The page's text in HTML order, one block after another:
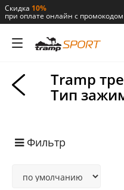
Скидка 10%
при оплате онлайн с промокодом
Tramp
Тип
Фильтр